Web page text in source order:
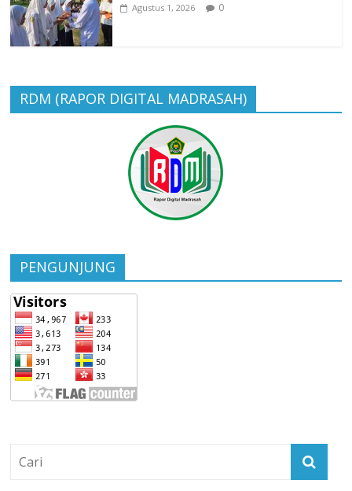
Agustus 1, 2026 0
RDM (RAPOR DIGITAL MADRASAH)
PENGUNJUNG